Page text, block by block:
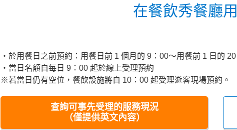
在餐飲秀餐廳
・於用餐日之前預約：用餐日前 1 個月的 9：00～用餐前 1 日的
・當日名額自每日 9：00 起於線上受理預約
※若當日仍有空位，餐飲設施將自 10：00 起受理遊客現場預約。
查詢可事先受理的服務現況
（僅提供英文內容）